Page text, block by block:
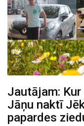
Jautājam:
Jāņu naktī
papardes